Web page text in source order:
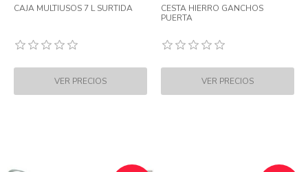
CAJA MULTIUSOS 7 L SURTIDA
CESTA HIERRO GANCHOS
PUERTA